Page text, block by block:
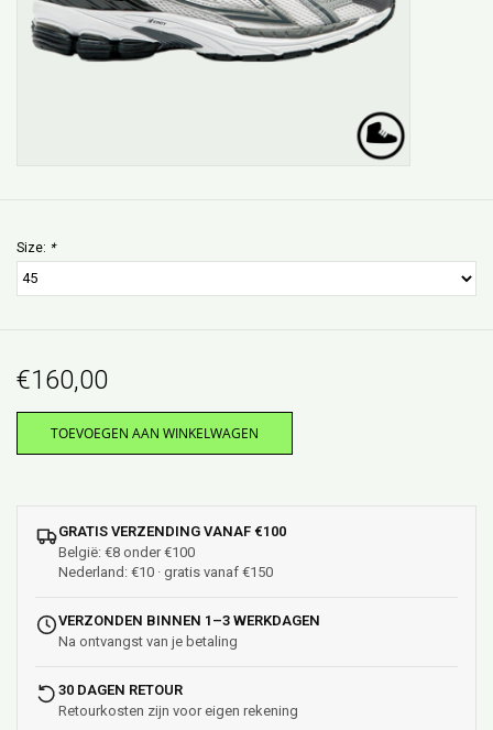
Size: *
€160,00
TOEVOEGEN AAN WINKELWAGEN
GRATIS VERZENDING VANAF €100
België: €8 onder €100
Nederland: €10 · gratis vanaf €150
VERZONDEN BINNEN 1–3 WERKDAGEN
Na ontvangst van je betaling
30 DAGEN RETOUR
Retourkosten zijn voor eigen rekening